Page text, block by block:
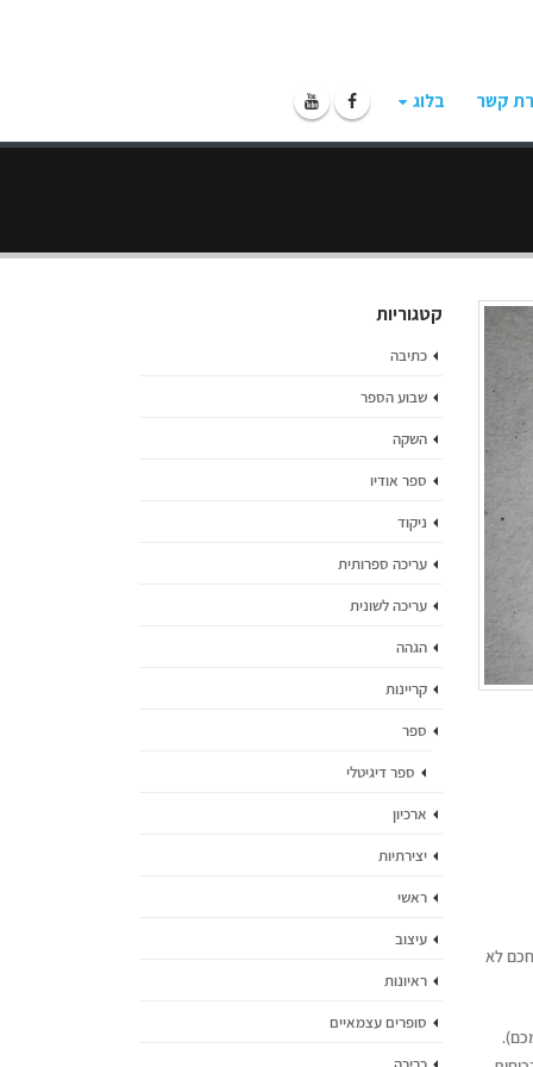
קשר בלוג
לא
קטגוריות
כתיבה
שבוע הספר
השקה
ספר אודיו
ניקוד
עריכה ספרותית
עריכה לשונית
הגהה
קריינות
ספר
ספר דיגיטלי
ארכיון
יצירתיות
ראשי
עיצוב
ראיונות
סופרים עצמאיים